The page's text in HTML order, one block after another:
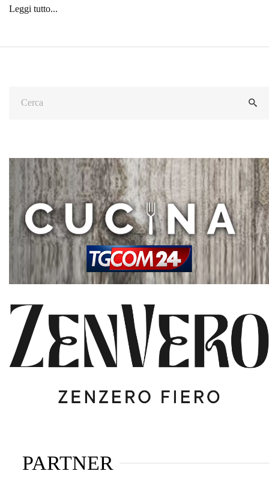
Leggi tutto...
PARTNER